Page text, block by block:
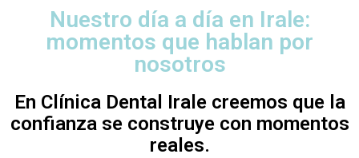
Nuestro día a día en Irale:
momentos que hablan por
nosotros
En Clínica Dental Irale creemos que la
confianza se construye con momentos
reales.